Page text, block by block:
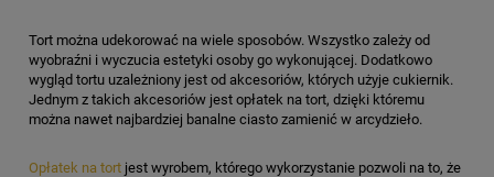
Tort można udekorować na wiele sposobów. Wszystko zależy od
wyobraźni i wyczucia estetyki osoby go wykonującej. Dodatkowo
wygląd tortu uzależniony jest od akcesoriów, których użyje cukiernik.
Jednym z takich akcesoriów jest opłatek na tort, dzięki któremu
można nawet najbardziej banalne ciasto zamienić w arcydzieło.
Opłatek na tort jest wyrobem, którego wykorzystanie pozwoli na to, że